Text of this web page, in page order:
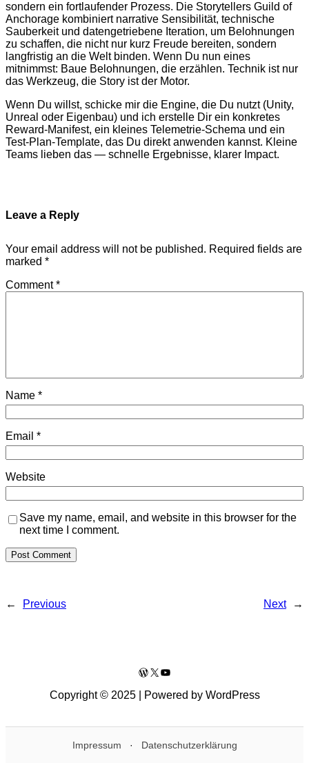
sondern ein fortlaufender Prozess. Die Storytellers Guild of
Anchorage kombiniert narrative Sensibilität, technische
Sauberkeit und datengetriebene Iteration, um Belohnungen
zu schaffen, die nicht nur kurz Freude bereiten, sondern
langfristig an die Welt binden. Wenn Du nun eines
mitnimmst: Baue Belohnungen, die erzählen. Technik ist nur
das Werkzeug, die Story ist der Motor.
Wenn Du willst, schicke mir die Engine, die Du nutzt (Unity,
Unreal oder Eigenbau) und ich erstelle Dir ein konkretes
Reward-Manifest, ein kleines Telemetrie-Schema und ein
Test-Plan-Template, das Du direkt anwenden kannst. Kleine
Teams lieben das — schnelle Ergebnisse, klarer Impact.
Leave a Reply
Your email address will not be published. Required fields are
marked *
Comment*
Name *
Email *
Website
Save my name, email, and website in this browser for the
next time I comment.
← Previous Next →
WordPress
X YouTube
Copyright © 2025 | Powered by WordPress
Impressum · Datenschutzerklärung